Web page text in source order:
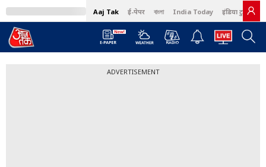
Aaj Tak ई-पेपर বাংলা India Today इंडिया टुडे हिंदी
ADVERTISEMENT